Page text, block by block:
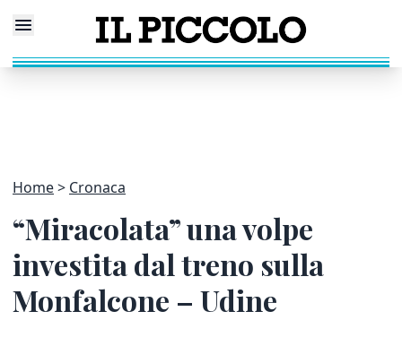
Home Cronaca
“Miracolata” una volpe
investita dal treno sulla
Monfalcone – Udine